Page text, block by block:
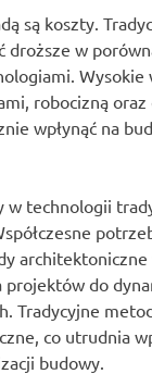
są koszty.
droższe w
Wysokie
robocizną oraz
wpłynąć na
w technologii
architektoniczne
projektów do
Tradycyjne
co utrudnia
budowy.